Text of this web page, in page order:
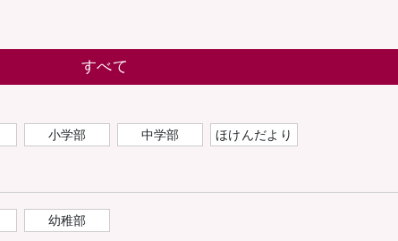
すべて
小学部 中学部 ほけんだより
幼稚部